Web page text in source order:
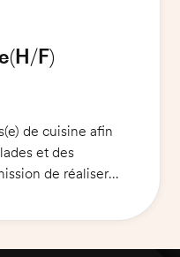
sont
(H/F)
de cuisine afin
et des
de réaliser
et de sécurité